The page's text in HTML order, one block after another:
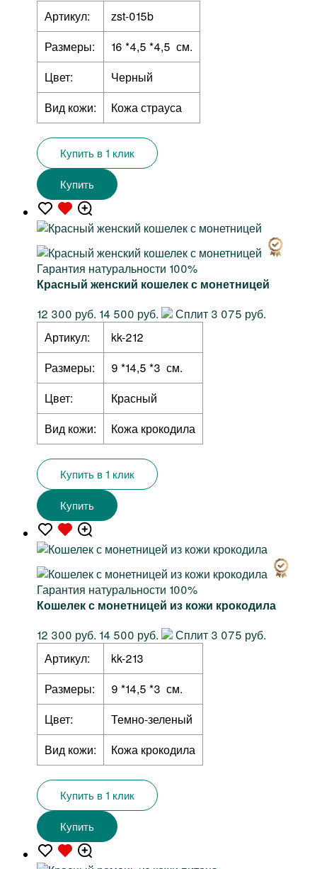
Артикул:
zst-015b
Размеры:
16 *4,5 *4,5 см.
Цвет:
Черный
Вид кожи:
Кожа страуса
Купить в 1 клик
Купить
Гарантия натуральности 100%
Красный женский кошелек с монетницей
12 300 руб. 14 500 руб.
Сплит 3 075 руб.
Артикул:
kk-212
Размеры:
9 *14,5 *3 см.
Цвет:
Красный
Вид кожи:
Кожа крокодила
Купить в 1 клик
Купить
Гарантия натуральности 100%
Кошелек с монетницей из кожи крокодила
12 300 руб. 14 500 руб.
Сплит 3 075 руб.
Артикул:
kk-213
Размеры:
9 *14,5 *3 см.
Цвет:
Темно-зеленый
Вид кожи:
Кожа крокодила
Купить в 1 клик
Купить